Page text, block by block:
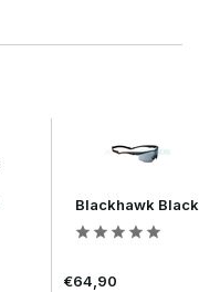
Blackhawk Black
€64,90